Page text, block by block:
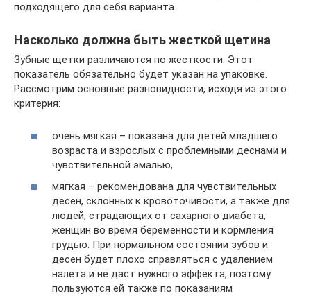
подходящего для себя варианта.
Насколько должна быть жесткой щетина
Зубные щетки различаются по жесткости. Этот
показатель обязательно будет указан на упаковке.
Рассмотрим основные разновидности, исходя из этого
критерия:
очень мягкая – показана для детей младшего
возраста и взрослых с проблемными деснами и
чувствительной эмалью,
мягкая – рекомендована для чувствительных
десен, склонных к кровоточивости, а также для
людей, страдающих от сахарного диабета,
женщин во время беременности и кормления
грудью. При нормальном состоянии зубов и
десен будет плохо справляться с удалением
налета и не даст нужного эффекта, поэтому
пользуются ей также по показаниям